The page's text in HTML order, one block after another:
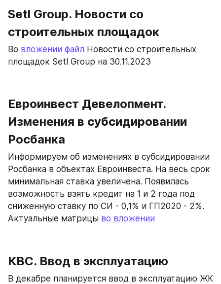
Setl Group. Новости со
строительных площадок
Во вложении файл Новости со строительных
площадок Setl Group на 30.11.2023
Евроинвест Девелопмент.
Изменения в субсидировании
Росбанка
Информируем об изменениях в субсидировании
Росбанка в объектах Евроинвеста. На весь срок
минимальная ставка увеличена. Появилась
возможность взять кредит на 1 и 2 года под
сниженную ставку по СИ - 0,1% и ГП2020 - 2%.
Актуальные матрицы во вложении
КВС. Ввод в эксплуатацию
В декабре планируется ввод в эксплуатацию ЖК